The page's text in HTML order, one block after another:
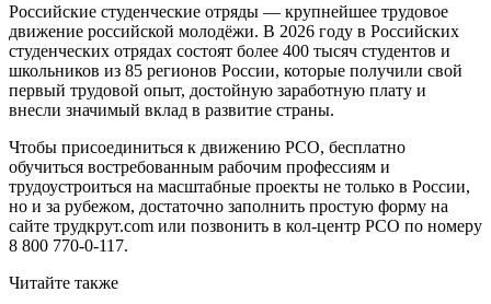
Российские студенческие отряды — крупнейшее трудовое
движение российской молодёжи. В 2026 году в Российских
студенческих отрядах состоят более 400 тысяч студентов и
школьников из 85 регионов России, которые получили свой
первый трудовой опыт, достойную заработную плату и
внесли значимый вклад в развитие страны.
Чтобы присоединиться к движению РСО, бесплатно
обучиться востребованным рабочим профессиям и
трудоустроиться на масштабные проекты не только в России,
но и за рубежом, достаточно заполнить простую форму на
сайте трудкрут.com или позвонить в кол-центр РСО по номеру
8 800 770-0-117.
Читайте также